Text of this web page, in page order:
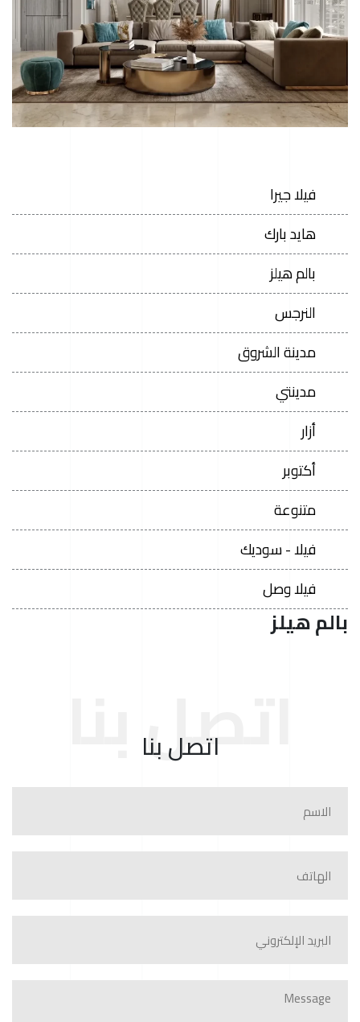
فيلا جيرا
هايد بارك
بالم هيلز
النرجس
مدينة الشروق
مدينتي
أزار
أكتوبر
متنوعة
فيلا - سوديك
فيلا وصل
بالم هيلز
اتصل بنا